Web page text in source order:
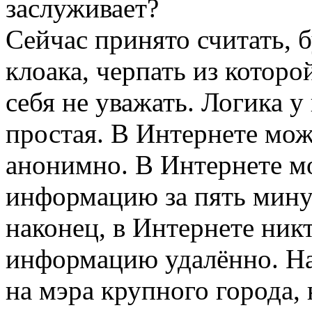
заслуживает?
Сейчас принято считать,
клоака, черпать из
себя не уважать. Логика
простая. В Интернете
анонимно. В Интернете
информацию за пять
наконец, в Интернете
информацию удалённо.
на мэра крупного